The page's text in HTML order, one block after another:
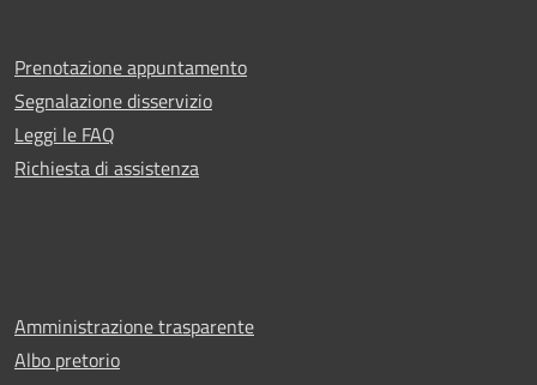
Prenotazione appuntamento
Segnalazione disservizio
Leggi le FAQ
Richiesta di assistenza
Amministrazione trasparente
Albo pretorio